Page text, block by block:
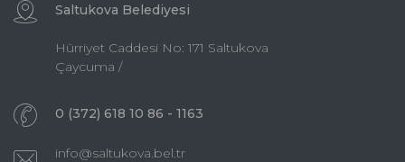
Saltukova Belediyesi
Hürriyet Caddesi No: 171 Saltukova
Çaycuma /
0 (372) 618 10 86 - 1163
info@saltukova.bel.tr